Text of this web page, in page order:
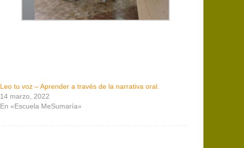
Leo tu voz – Aprender a través de la narrativa oral.
14 marzo, 2022
En «Escuela MeSumaría»